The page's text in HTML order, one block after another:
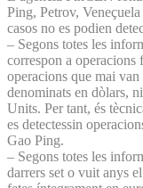
Ping, Petrov,
casos no es podien
– Segons totes les
correspon a operacions
operacions que mai
denominats en dòlars,
Units. Per tant, és
es detectessin
Gao Ping.
– Segons totes les
darrers set o vuit anys